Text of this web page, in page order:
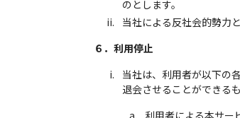
のとします。
当社による反社会的勢力
６．利用停止
当社は、利用者が以下の
退会させることができる
利用者による本サー